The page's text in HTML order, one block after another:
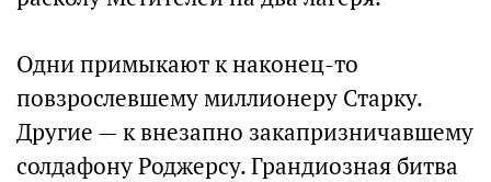
Одни примыкают к наконец-то
повзрослевшему миллионеру Старку.
Другие — к внезапно закапризничавшему
солдафону Роджерсу. Грандиозная битва